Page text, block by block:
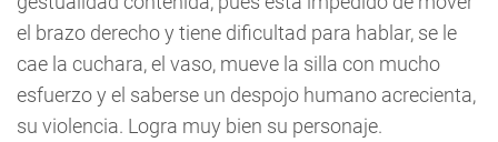
el brazo derecho y tiene dificultad para hablar, se le
cae la cuchara, el vaso, mueve la silla con mucho
esfuerzo y el saberse un despojo humano acrecienta,
su violencia. Logra muy bien su personaje.